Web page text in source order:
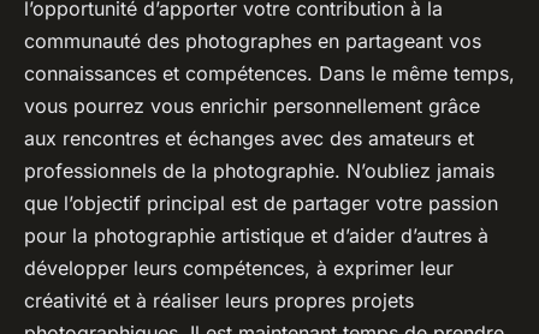
l’opportunité d’apporter votre contribution à la
communauté des photographes en partageant vos
connaissances et compétences. Dans le même temps,
vous pourrez vous enrichir personnellement grâce
aux rencontres et échanges avec des amateurs et
professionnels de la photographie. N’oubliez jamais
que l’objectif principal est de partager votre passion
pour la photographie artistique et d’aider d’autres à
développer leurs compétences, à exprimer leur
créativité et à réaliser leurs propres projets